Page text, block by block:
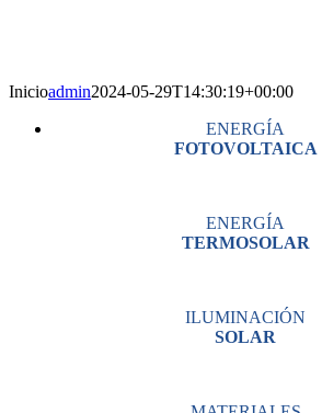
Inicioadmin2024-05-29T14:30:19+00:00
ENERGÍA
FOTOVOLTAICA
ENERGÍA
TERMOSOLAR
ILUMINACIÓN
SOLAR